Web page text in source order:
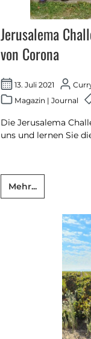
Jerusalema
von Corona
13. Juli 2021
Magazin| Journal
Die Jerusalema
uns und lernen Sie
Mehr...